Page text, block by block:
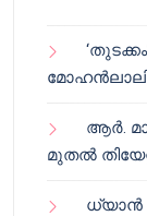
ആർ.
മുതൽ
ധ്യാൻ